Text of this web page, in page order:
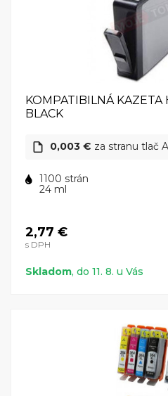
KOMPATIBILNÁ KAZETA
BLACK
0,003 € za stranu tlač
1100 strán
24 ml
2,77 €
s DPH
Skladom, do 11. 8. u Vás